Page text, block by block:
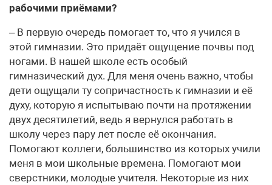
рабочими приёмами?
– В первую очередь помогает то, что я учился в
этой гимназии. Это придаёт ощущение почвы под
ногами. В нашей школе есть особый
гимназический дух. Для меня очень важно, чтобы
дети ощущали ту сопричастность к гимназии и её
духу, которую я испытываю почти на протяжении
двух десятилетий, ведь я вернулся работать в
школу через пару лет после её окончания.
Помогают коллеги, большинство из которых учили
меня в мои школьные времена. Помогают мои
сверстники, молодые учителя. Некоторые из них